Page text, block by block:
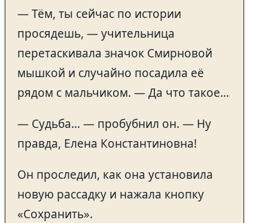
— Тём, ты сейчас по истории
просядешь, — учительница
перетаскивала значок Смирновой
мышкой и случайно посадила её
рядом с мальчиком. — Да что такое…
— Судьба… — пробубнил он. — Ну
правда, Елена Константиновна!
Он проследил, как она установила
новую рассадку и нажала кнопку
«Сохранить».